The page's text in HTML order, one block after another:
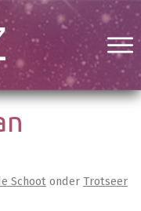
Schoot onder Trotseer